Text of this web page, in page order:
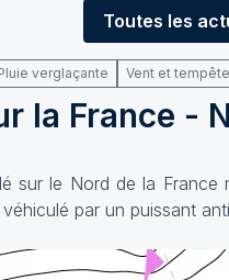
Toutes les
verglaçante Vent et tempête
la France -
sur le Nord de la
par un puissant